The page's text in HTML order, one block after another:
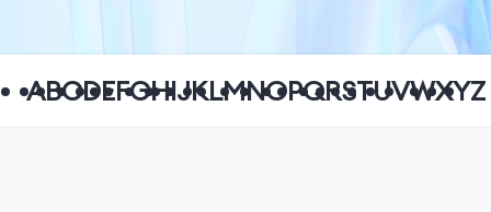
ABCDEFGHIJKLMNOPQRSTUVWXYZ